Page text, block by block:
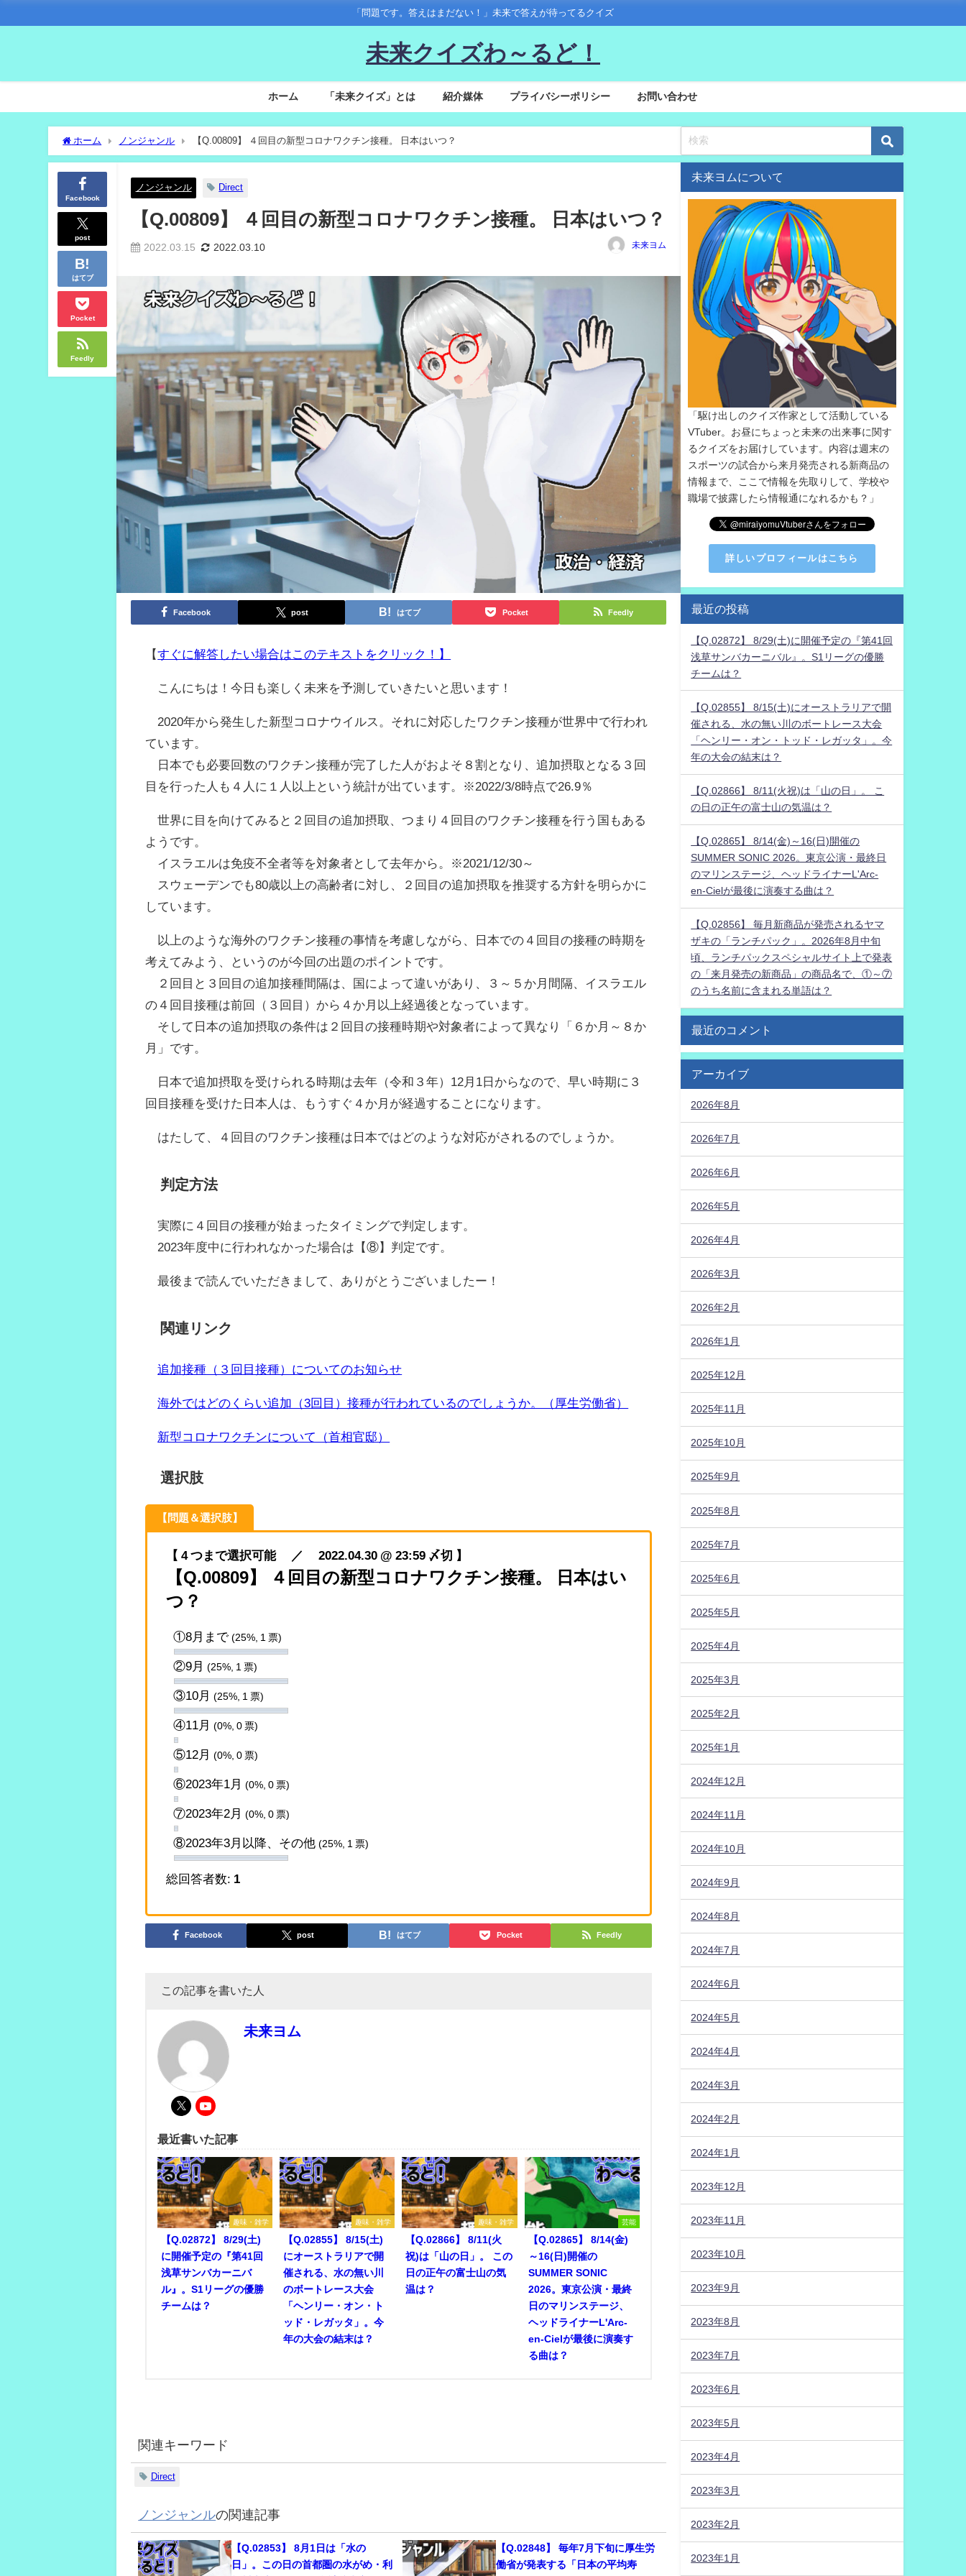
「問題です。答えはまだない！」未来で答えが待ってるクイズ
未来クイズわ～るど！
ホーム 「未来クイズ」とは 紹介媒体 プライバシーポリシー お問い合わせ
ホーム ノンジャンル 【Q.00809】 ４回目の新型コロナワクチン接種。 日本はいつ？
Facebook
post
はてブ
Pocket
Feedly
ノンジャンル Direct
【Q.00809】 ４回目の新型コロナワクチン接種。 日本はいつ？
2022.03.15 2022.03.10 未来ヨム
Facebook post はてブ Pocket Feedly
【すぐに解答したい場合はこのテキストをクリック！】
こんにちは！今日も楽しく未来を予測していきたいと思います！
2020年から発生した新型コロナウイルス。それに対応したワクチン接種が世界中で行われ
ています。
日本でも必要回数のワクチン接種が完了した人がおよそ８割となり、追加摂取となる３回
目を行った人も４人に１人以上という統計が出ています。※2022/3/8時点で26.9％
世界に目を向けてみると２回目の追加摂取、つまり４回目のワクチン接種を行う国もある
ようです。
イスラエルは免疫不全者等を対象者として去年から。※2021/12/30～
スウェーデンでも80歳以上の高齢者に対し、２回目の追加摂取を推奨する方針を明らかに
しています。
以上のような海外のワクチン接種の事情を考慮しながら、日本での４回目の接種の時期を
考えてみよう、というのが今回の出題のポイントです。
２回目と３回目の追加接種間隔は、国によって違いがあり、３～５か月間隔、イスラエル
の４回目接種は前回（３回目）から４か月以上経過後となっています。
そして日本の追加摂取の条件は２回目の接種時期や対象者によって異なり「６か月～８か
月」です。
日本で追加摂取を受けられる時期は去年（令和３年）12月1日からなので、早い時期に３
回目接種を受けた日本人は、もうすぐ４か月が経過することになります。
はたして、４回目のワクチン接種は日本ではどのような対応がされるのでしょうか。
判定方法
実際に４回目の接種が始まったタイミングで判定します。
2023年度中に行われなかった場合は【⑧】判定です。
最後まで読んでいただきまして、ありがとうございましたー！
関連リンク
追加接種（３回目接種）についてのお知らせ
海外ではどのくらい追加（3回目）接種が行われているのでしょうか。（厚生労働省）
新型コロナワクチンについて（首相官邸）
選択肢
【問題＆選択肢】
【 4 つまで選択可能 ／ 2022.04.30 @ 23:59 〆切 】
【Q.00809】 ４回目の新型コロナワクチン接種。 日本はい
つ？
①8月まで (25%, 1 票)
②9月 (25%, 1 票)
③10月 (25%, 1 票)
④11月 (0%, 0 票)
⑤12月 (0%, 0 票)
⑥2023年1月 (0%, 0 票)
⑦2023年2月 (0%, 0 票)
⑧2023年3月以降、その他 (25%, 1 票)
総回答者数: 1
Facebook post はてブ Pocket Feedly
この記事を書いた人
未来ヨム
最近書いた記事
趣味・雑学
【Q.02872】 8/29(土)
に開催予定の『第41回
浅草サンバカーニバ
ル』。S1リーグの優勝
チームは？
趣味・雑学
【Q.02855】 8/15(土)
にオーストラリアで開
催される、水の無い川
のボートレース大会
「ヘンリー・オン・ト
ッド・レガッタ」。今
年の大会の結末は？
趣味・雑学
【Q.02866】 8/11(火
祝)は「山の日」。 この
日の正午の富士山の気
温は？
芸能
【Q.02865】 8/14(金)
～16(日)開催の
SUMMER SONIC
2026。東京公演・最終
日のマリンステージ、
ヘッドライナーL'Arc-
en-Cielが最後に演奏す
る曲は？
関連キーワード
Direct
ノンジャンルの関連記事
【Q.02853】 8月1日は「水の
日」。この日の首都圏の水がめ・利
【Q.02848】 毎年7月下旬に厚生労
働省が発表する「日本の平均寿
未来ヨムについて
「駆け出しのクイズ作家として活動している
VTuber。お昼にちょっと未来の出来事に関す
るクイズをお届けしています。内容は週末の
スポーツの試合から来月発売される新商品の
情報まで、ここで情報を先取りして、学校や
職場で披露したら情報通になれるかも？」
詳しいプロフィールはこちら
最近の投稿
【Q.02872】 8/29(土)に開催予定の『第41回
浅草サンバカーニバル』。S1リーグの優勝
チームは？
【Q.02855】 8/15(土)にオーストラリアで開
催される、水の無い川のボートレース大会
「ヘンリー・オン・トッド・レガッタ」。今
年の大会の結末は？
【Q.02866】 8/11(火祝)は「山の日」。 こ
の日の正午の富士山の気温は？
【Q.02865】 8/14(金)～16(日)開催の
SUMMER SONIC 2026。東京公演・最終日
のマリンステージ、ヘッドライナーL'Arc-
en-Cielが最後に演奏する曲は？
【Q.02856】 毎月新商品が発売されるヤマ
ザキの「ランチパック」。2026年8月中旬
頃、ランチパックスペシャルサイト上で発表
の「来月発売の新商品」の商品名で、①～⑦
のうち名前に含まれる単語は？
最近のコメント
アーカイブ
2026年8月
2026年7月
2026年6月
2026年5月
2026年4月
2026年3月
2026年2月
2026年1月
2025年12月
2025年11月
2025年10月
2025年9月
2025年8月
2025年7月
2025年6月
2025年5月
2025年4月
2025年3月
2025年2月
2025年1月
2024年12月
2024年11月
2024年10月
2024年9月
2024年8月
2024年7月
2024年6月
2024年5月
2024年4月
2024年3月
2024年2月
2024年1月
2023年12月
2023年11月
2023年10月
2023年9月
2023年8月
2023年7月
2023年6月
2023年5月
2023年4月
2023年3月
2023年2月
2023年1月